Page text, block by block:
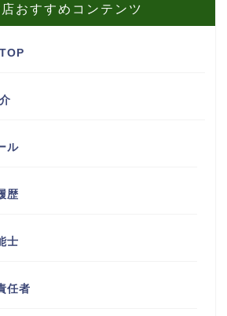
おすすめコンテンツ
ル
歴
士
任者